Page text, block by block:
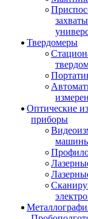
Твердомеры
Оптические
приборы